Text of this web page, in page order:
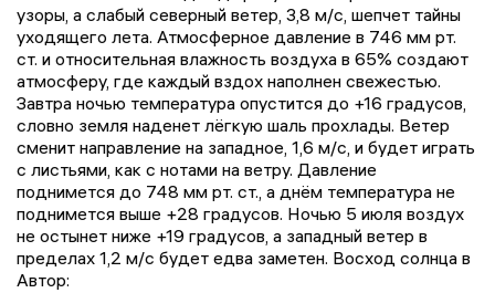
узоры, а слабый северный ветер, 3,8 м/с, шепчет тайны
уходящего лета. Атмосферное давление в 746 мм рт.
ст. и относительная влажность воздуха в 65% создают
атмосферу, где каждый вздох наполнен свежестью.
Завтра ночью температура опустится до +16 градусов,
словно земля наденет лёгкую шаль прохлады. Ветер
сменит направление на западное, 1,6 м/с, и будет играть
с листьями, как с нотами на ветру. Давление
поднимется до 748 мм рт. ст., а днём температура не
поднимется выше +28 градусов. Ночью 5 июля воздух
не остынет ниже +19 градусов, а западный ветер в
пределах 1,2 м/с будет едва заметен. Восход солнца в
Автор: